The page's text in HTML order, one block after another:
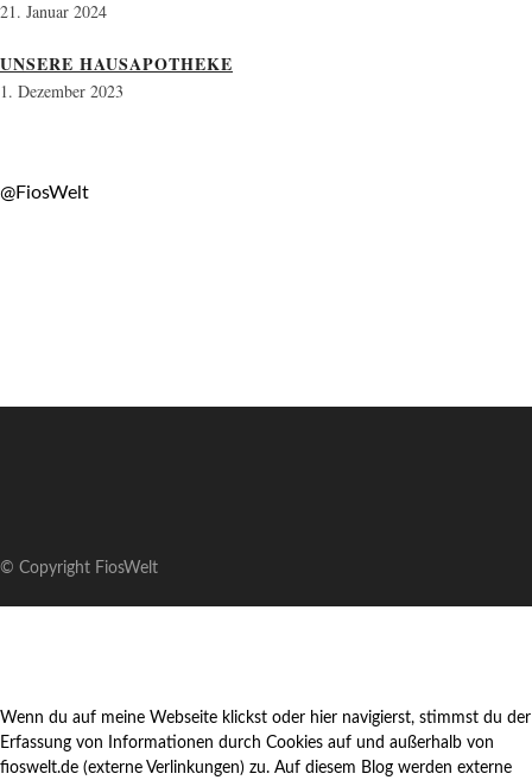
21. Januar 2024
UNSERE HAUSAPOTHEKE
1. Dezember 2023
@FiosWelt
© Copyright FiosWelt
Wenn du auf meine Webseite klickst oder hier navigierst, stimmst du der
Erfassung von Informationen durch Cookies auf und außerhalb von
fioswelt.de (externe Verlinkungen) zu. Auf diesem Blog werden externe